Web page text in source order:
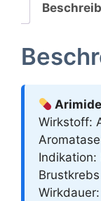
Wirkstoff:
Indikation: